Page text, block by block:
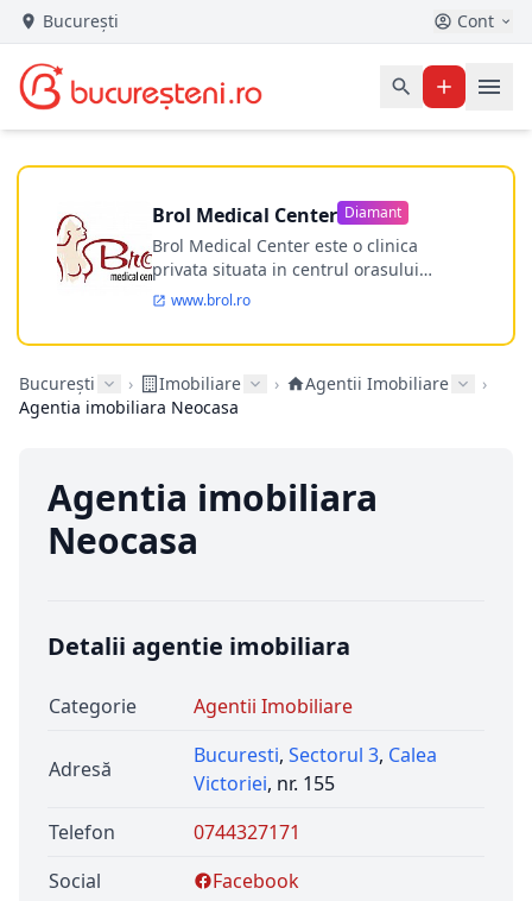
București Cont
Brol Medical Center Diamant
Brol Medical Center este o clinica
privata situata in centrul orasului
Timisoara avand o experienta de
Incepand din anul 2009 clinica isi
ultramodern.
www.brol.ro
București › Imobiliare › Agentii Imobiliare
›
Agentia imobiliara Neocasa
Agentia imobiliara
Neocasa
Detalii agentie imobiliara
Categorie Agentii Imobiliare
Adresă
Bucuresti, Sectorul 3, Calea
Victoriei, nr. 155
Telefon
0744327171
Social
Facebook